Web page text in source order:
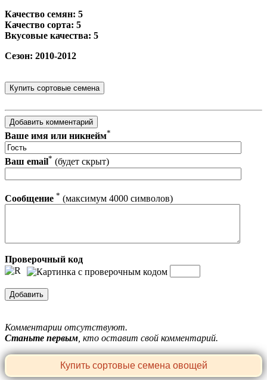
Качество семян: 5
Качество сорта: 5
Вкусовые качества: 5
Сезон: 2010-2012
Ваше имя или никнейм*
Ваш email* (будет скрыт)
Сообщение * (максимум 4000 символов)
Проверочный код
Комментарии отсутствуют.
Станьте первым , кто оставит свой комментарий.